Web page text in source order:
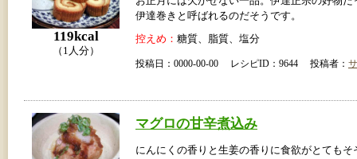
119kcal
（1人分）
伊達巻きと呼ばれるのだそうです。
控えめ： 糖質、脂質、塩分
投稿日：0000-00-00 レシピID：9644 投稿者：
マグロの甘辛煮込み
にんにくの香りと生姜の香りに食欲がとてもそ